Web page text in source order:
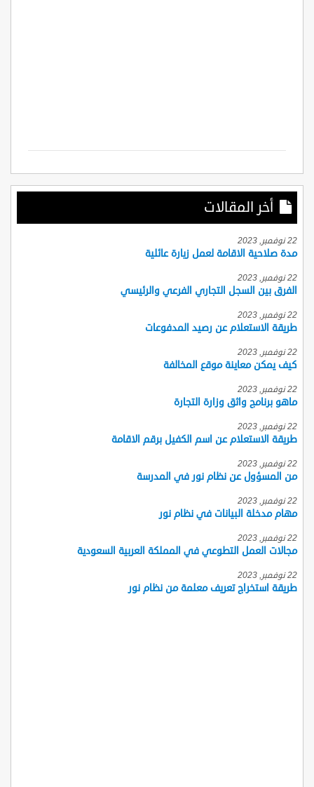
أخر المقالات
22 نوفمبر, 2023
مدة صلاحية الاقامة لعمل زيارة عائلية
22 نوفمبر, 2023
الفرق بين السجل التجاري الفرعي والرئيسي
22 نوفمبر, 2023
طريقة الاستعلام عن رصيد المدفوعات
22 نوفمبر, 2023
كيف يمكن معاينة موقع المخالفة
22 نوفمبر, 2023
ماهو برنامج واثق وزارة التجارة
22 نوفمبر, 2023
طريقة الاستعلام عن اسم الكفيل برقم الاقامة
22 نوفمبر, 2023
من المسؤول عن نظام نور في المدرسة
22 نوفمبر, 2023
مهام مدخلة البيانات في نظام نور
22 نوفمبر, 2023
مجالات العمل التطوعي في المملكة العربية السعودية
22 نوفمبر, 2023
طريقة استخراج تعريف معلمة من نظام نور